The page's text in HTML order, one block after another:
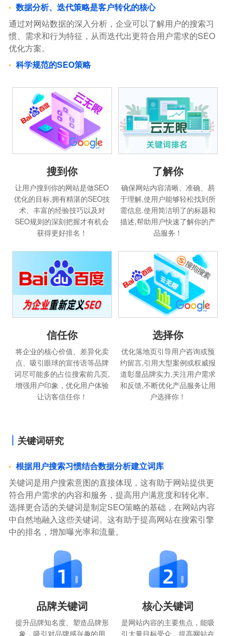
数据分析、迭代策略是客户转化的核心
通过对网站数据的深入分析，企业可以了解用户的搜索习
惯、需求和行为特征，从而迭代出更符合用户需求的SEO
优化方案。
科学规范的SEO策略
搜到你
让用户搜到你的网站是做SEO
优化的目标,拥有精湛的SEO技
术、丰富的经验技巧以及对
SEO规则的深刻把握才有机会
获得更好排名！
了解你
确保网站内容清晰、准确、易
于理解,使用户能够轻松找到所
需信息.使用简洁明了的标题和
描述,帮助用户快速了解你的产
品服务！
信任你
将企业的核心价值、差异化卖
点、吸引眼球的宣传语等品牌
词尽可能多的占位搜索前几页,
增强用户印象，优化用户体验
让访客信任你！
选择你
优化落地页引导用户咨询或预
约留言,引用大型案例或权威报
道彰显品牌实力,关注用户需求
和反馈,不断优化产品服务让用
户选择你！
关键词研究
根据用户搜索习惯结合数据分析建立词库
关键词是用户搜索意图的直接体现，这有助于网站提供更
符合用户需求的内容和服务，提高用户满意度和转化率。
选择更合适的关键词是制定SEO策略的基础，在网站内容
中自然地融入这些关键词。这有助于提高网站在搜索引擎
中的排名，增加曝光率和流量。
品牌关键词
提升品牌知名度、塑造品牌形
象，吸引对品牌感兴趣的用
核心关键词
是网站内容的主要焦点，能吸
引大量目标受众，提高网站在